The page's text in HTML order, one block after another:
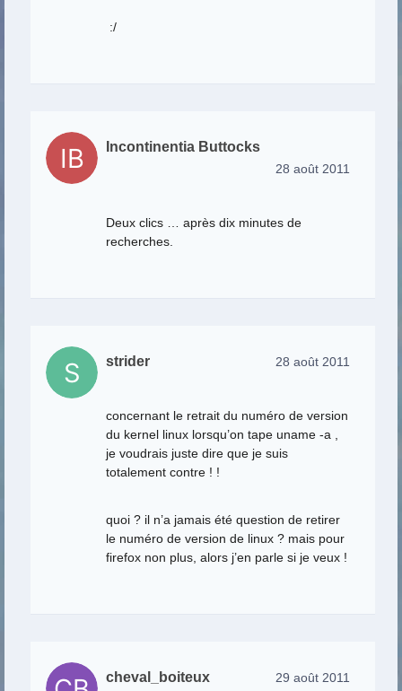
:/
Incontinentia Buttocks
28 août 2011
Deux clics … après dix minutes de
recherches.
strider 28 août 2011
concernant le retrait du numéro de version
du kernel linux lorsqu’on tape uname -a ,
je voudrais juste dire que je suis
totalement contre ! !
quoi ? il n’a jamais été question de retirer
le numéro de version de linux ? mais pour
firefox non plus, alors j’en parle si je veux !
cheval_boiteux 29 août 2011